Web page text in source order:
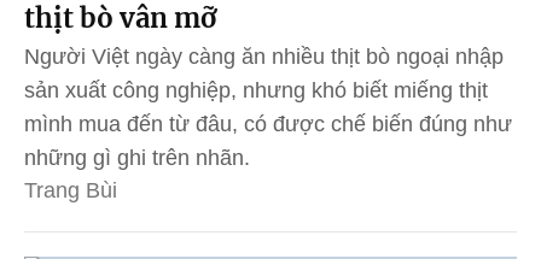
thịt bò vân mỡ
Người Việt ngày càng ăn nhiều thịt bò ngoại nhập
sản xuất công nghiệp, nhưng khó biết miếng thịt
mình mua đến từ đâu, có được chế biến đúng như
những gì ghi trên nhãn.
Trang Bùi